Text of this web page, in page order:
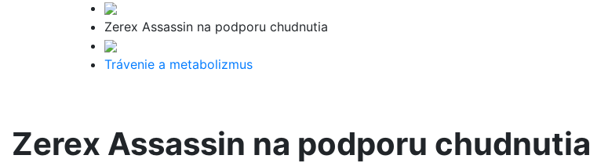
Zerex Assassin na podporu chudnutia
Trávenie a metabolizmus
Zerex Assassin na podporu chudnutia